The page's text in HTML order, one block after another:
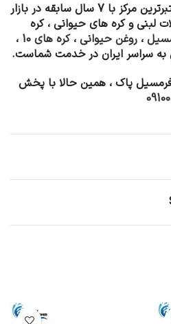
پخش مقدم ، بزرگترین و معتبرترین مرکز با 7 سال سابقه در بازار
لبنی و کره های حیوانی ، کره
، روغن حیوانی ،کره های 10
،
به سراسر ایران در خدمت شماست.
پاک ، همین حالا با پخش